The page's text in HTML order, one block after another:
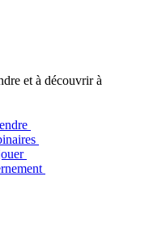
et à découvrir à